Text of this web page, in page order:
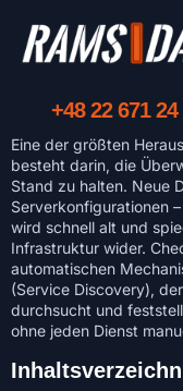
+48 22 671 24
Eine der größten
besteht darin, die
Stand zu halten. Neue
Serverkonfigurationen
wird schnell alt und
Infrastruktur wider.
automatischen
(Service Discovery),
durchsucht und
ohne jeden Dienst